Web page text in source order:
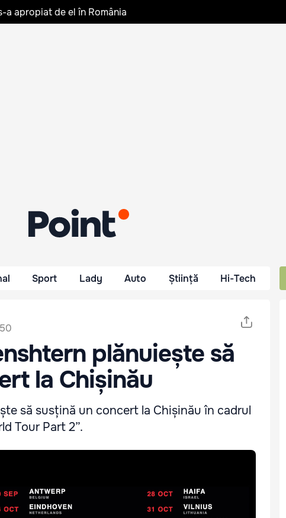
a apropiat de el în România
Sport Lady Auto Știință Hi-Tech
plănuiește să
la Chișinău
să susțină un concert la Chișinău în cadrul
Tour Part 2”.